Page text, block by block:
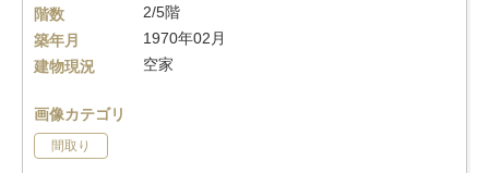
階数
2/5階
築年月
1970年02月
建物現況
空家
画像カテゴリ
間取り